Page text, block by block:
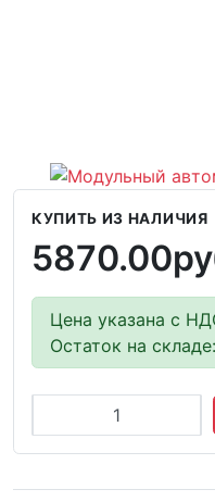
КУПИТЬ ИЗ НАЛИЧИЯ
Цена указана с
Остаток на